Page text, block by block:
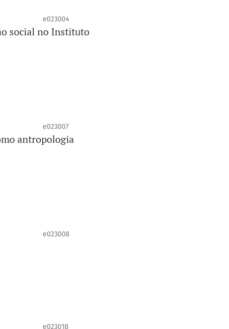
e023004
social no Instituto
e023007
antropologia
e023008
e023018